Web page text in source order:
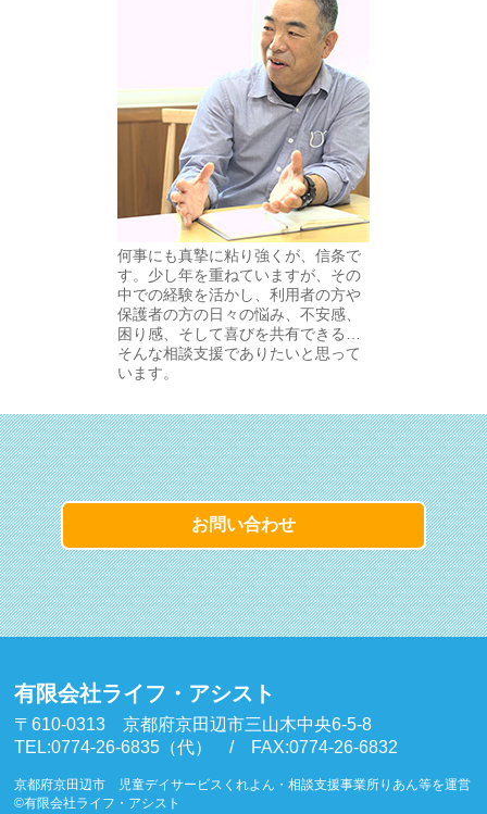
何事にも真摯に粘り強くが、信条で
す。少し年を重ねていますが、その
中での経験を活かし、利用者の方や
保護者の方の日々の悩み、不安感、
困り感、そして喜びを共有できる…
そんな相談支援でありたいと思って
います。
お問い合わせ
有限会社ライフ・アシスト
〒610-0313 京都府京田辺市三山木中央6-5-8
TEL:0774-26-6835（代） / FAX:0774-26-6832
京都府京田辺市 児童デイサービスくれよん・相談支援事業所りあん等を運営
©有限会社ライフ・アシスト